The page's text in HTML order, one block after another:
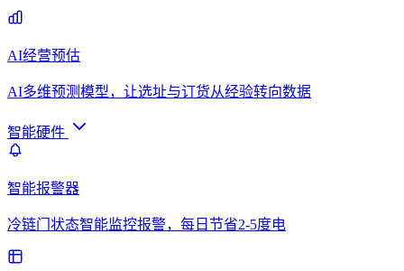
AI经营预估
AI多维预测模型，让选址与订货从经验转向数据
智能硬件
智能报警器
冷链门状态智能监控报警，每日节省2-5度电